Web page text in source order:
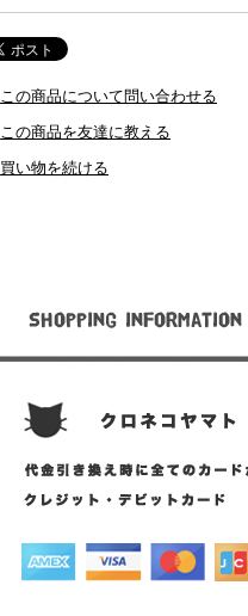
この商品について問い合わせる
この商品を友達に教える
買い物を続ける